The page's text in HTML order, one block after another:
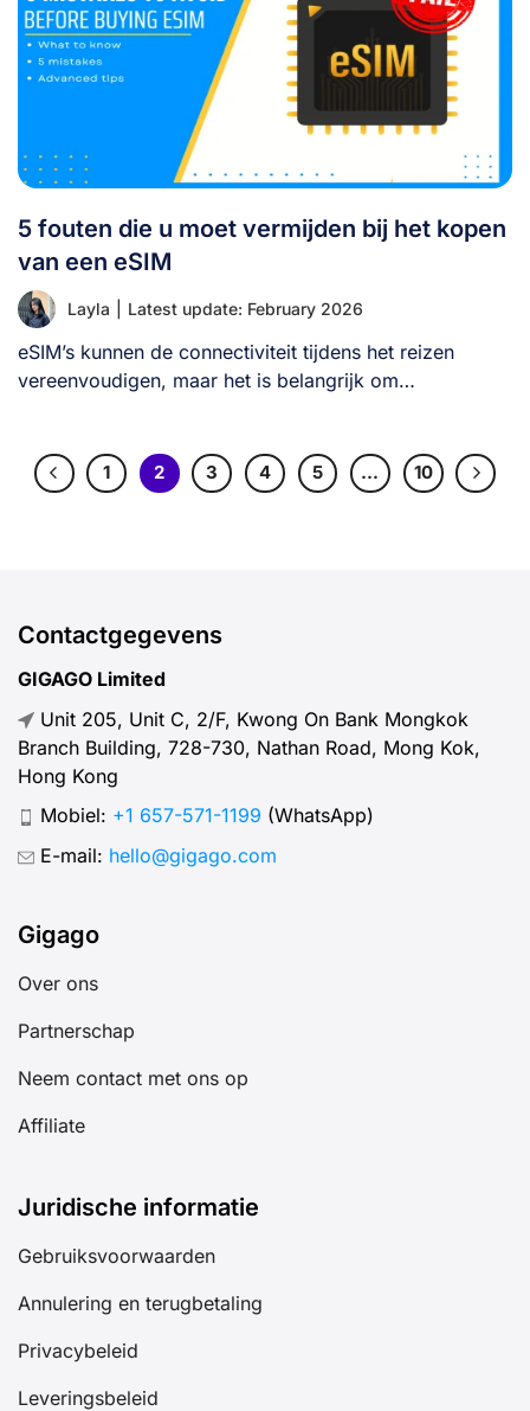
5 fouten die u moet vermijden bij het kopen
van een eSIM
Layla Latest update: February 2026
eSIM’s kunnen de connectiviteit tijdens het reizen
vereenvoudigen, maar het is belangrijk om
1 2 3 4 5 … 10
Contactgegevens
GIGAGO Limited
Unit 205, Unit C, 2/F, Kwong On Bank Mongkok
Branch Building, 728-730, Nathan Road, Mong Kok,
Hong Kong
Mobiel: +1 657-571-1199 (WhatsApp)
E-mail: hello@gigago.com
Gigago
Over ons
Partnerschap
Neem contact met ons op
Affiliate
Juridische informatie
Gebruiksvoorwaarden
Annulering en terugbetaling
Privacybeleid
Leveringsbeleid